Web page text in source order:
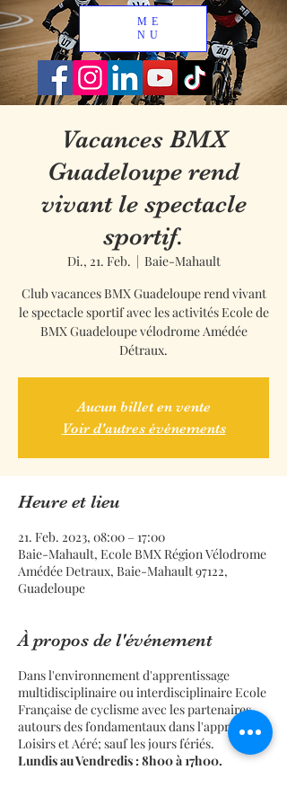
ME
NU
Vacances BMX
Guadeloupe rend
vivant le spectacle
sportif.
Di., 21. Feb.
  |
Baie-Mahault
Club vacances BMX Guadeloupe rend vivant
le spectacle sportif avec les activités Ecole de
BMX Guadeloupe vélodrome Amédée
Détraux.
Aucun billet en vente
Voir d'autres événements
Heure et lieu
21. Feb. 2023, 08:00 – 17:00
Baie-Mahault, Ecole BMX Région Vélodrome
Amédée Detraux, Baie-Mahault 97122,
Guadeloupe
À propos de l'événement
Dans l'environnement d'apprentissage
multidisciplinaire ou interdisciplinaire Ecole
Française de cyclisme avec les partenaires
autours des fondamentaux dans l'approche
Loisirs et Aéré; sauf les jours fériés.
Lundis au Vendredis : 8h00 à 17h00.